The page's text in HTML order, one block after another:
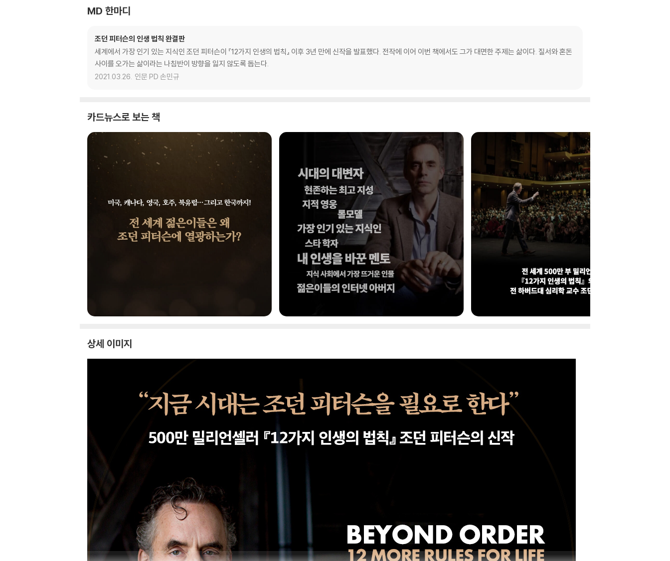
MD 한마디
조던 피터슨의 인생 법칙 완결판
세계에서 가장 인기 있는 지식인 조던 피터슨이 『12가지 인생의 법칙』 이후 3년 만에 신작을 발표했다. 전작에 이어 이번 책에서도 그가 대면한 주제는 삶이다. 질서와 혼돈
사이를 오가는 삶이라는 나침반이 방향을 잃지 않도록 돕는다.
2021.03.26. 인문 PD 손민규
카드뉴스로 보는 책
상세 이미지